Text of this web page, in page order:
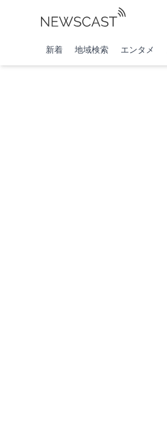
新着 地域検索 エンタメ